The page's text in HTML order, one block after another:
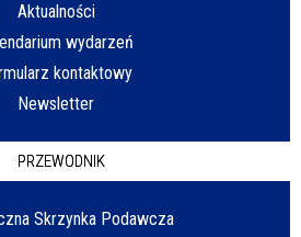
Aktualności
wydarzeń
kontaktowy
Newsletter
PRZEWODNIK
Skrzynka Podawcza